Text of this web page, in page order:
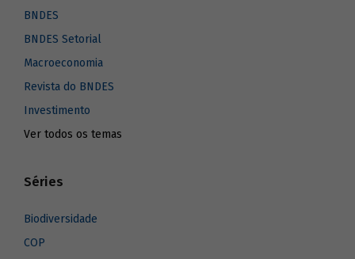
BNDES
BNDES Setorial
Macroeconomia
Revista do BNDES
Investimento
Ver todos os temas
Séries
Biodiversidade
COP